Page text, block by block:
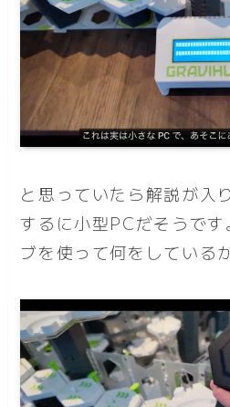
と思っていたら解説が入
するに小型PCだそうで
ブを使って何をしている